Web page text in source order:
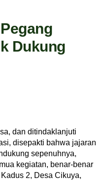
Dukung
dan ditindaklanjuti
disepakti bahwa jajaran
sepenuhnya,
kegiatan, benar-benar
2, Desa Cikuya,